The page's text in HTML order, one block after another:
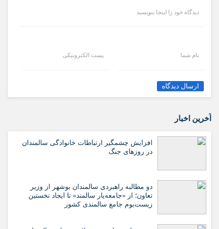
دیدگاه خود را اینجا بنویسید
نام شما پست الکترونیکی
ارسال دیدگاه
آخرین اخبار
افزایش چشمگیر ارتباطات خانوادگی سالمندان
در روزهای جنگ
دو مطالبه راهبردی سالمندان بوشهر از وزیر
تعاون؛ از «جامعه‌یار سالمند» تا ایجاد نخستین
زیست‌بوم جامع سالمندی کشور